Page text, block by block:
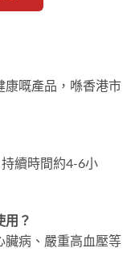
康嘅產品，喺香港市
續時間約4-6小
用？
臟病、嚴重高血壓等